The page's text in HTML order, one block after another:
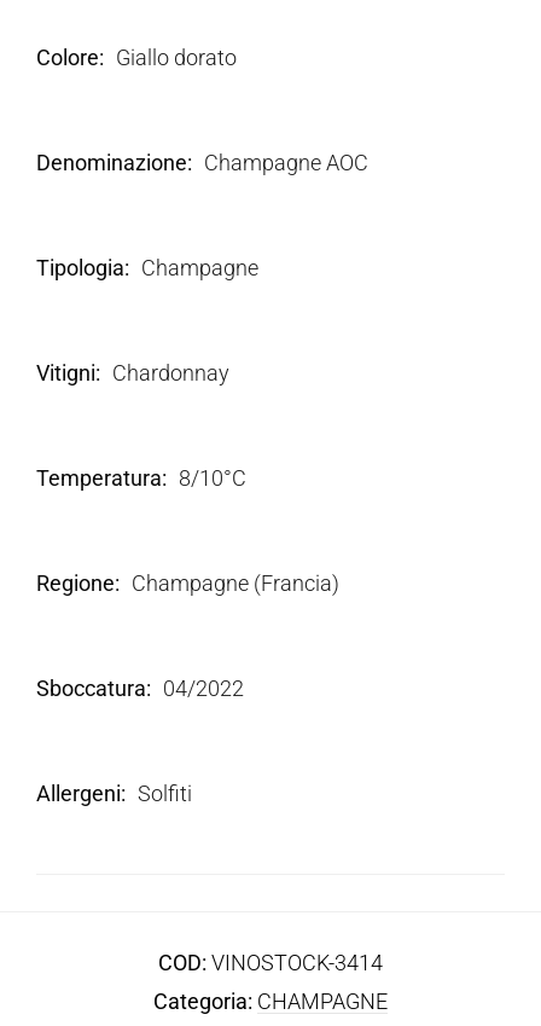
Colore Giallo dorato
Denominazione Champagne AOC
Tipologia Champagne
Vitigni Chardonnay
Temperatura 8/10°C
Regione Champagne (Francia)
Sboccatura 04/2022
Allergeni Solfiti
COD: VINOSTOCK-3414
Categoria: CHAMPAGNE